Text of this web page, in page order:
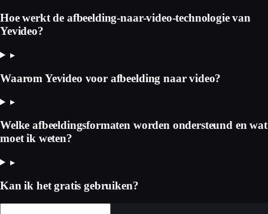
Hoe werkt de afbeelding-naar-video-technologie van
Yevideo?
▸
Waarom Yevideo voor afbeelding naar video?
▸
Welke afbeeldingsformaten worden ondersteund en wat
moet ik weten?
▸
Kan ik het gratis gebruiken?